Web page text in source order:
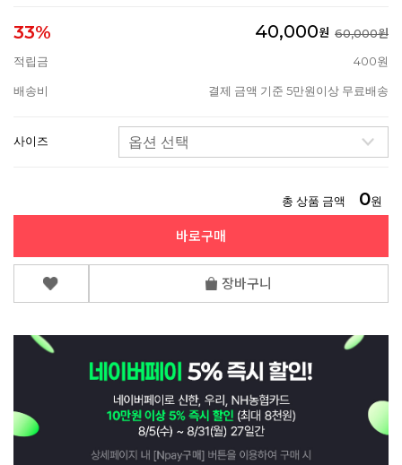
33% 40,000원 60,000원
적립금
400원
배송비 결제 금액 기준 5만원이상 무료배송
사이즈
총 상품 금액 0원
바로구매
장바구니